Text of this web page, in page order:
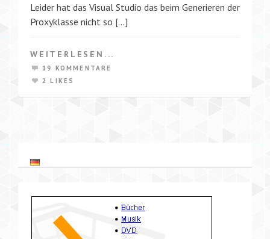
Leider hat das Visual Studio das beim Generieren der
Proxyklasse nicht so […]
WEITERLESEN...
19 KOMMENTARE
2 LIKES